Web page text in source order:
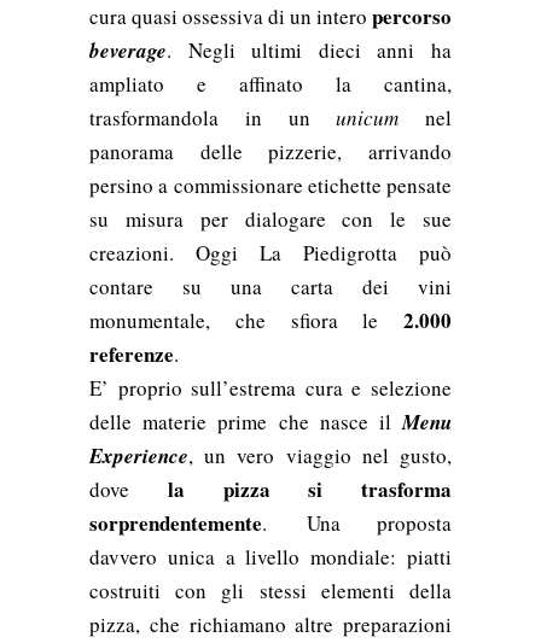
cura quasi ossessiva di un intero percorso
beverage. Negli ultimi dieci anni ha
ampliato e affinato la cantina,
trasformandola in ununicum nel
panorama delle pizzerie, arrivando
persino a commissionare etichette pensate
su misura per dialogare con le sue
creazioni. Oggi La Piedigrotta può
contare su una carta dei vini
monumentale, che sfiora le 2.000
referenze.
E’ proprio sull’estrema cura e selezione
delle materie prime che nasce ilMenu
Experience, un vero viaggio nel gusto,
dove la pizza si trasforma
sorprendentemente. Una proposta
davvero unica a livello mondiale: piatti
costruiti con gli stessi elementi della
pizza, che richiamano altre preparazioni